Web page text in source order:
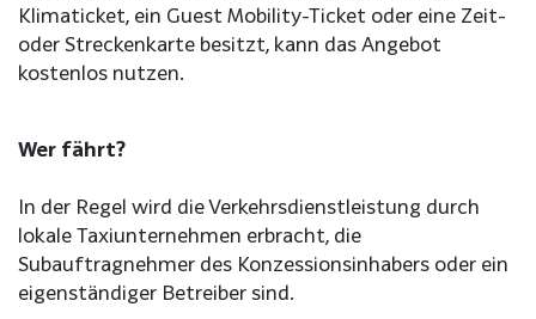
Klimaticket, ein Guest Mobility-Ticket oder eine Zeit-
oder Streckenkarte besitzt, kann das Angebot
kostenlos nutzen.
Wer fährt?
In der Regel wird die Verkehrsdienstleistung durch
lokale Taxiunternehmen erbracht, die
Subauftragnehmer des Konzessionsinhabers oder ein
eigenständiger Betreiber sind.